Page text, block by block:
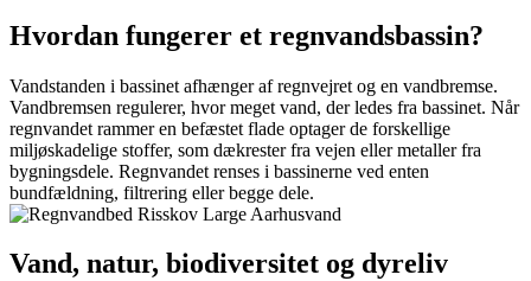
Hvordan fungerer et regnvandsbassin?
Vandstanden i bassinet afhænger af regnvejret og en vandbremse.
Vandbremsen regulerer, hvor meget vand, der ledes fra bassinet. Når
regnvandet rammer en befæstet flade optager de forskellige
miljøskadelige stoffer, som dækrester fra vejen eller metaller fra
bygningsdele. Regnvandet renses i bassinerne ved enten
bundfældning, filtrering eller begge dele.
Vand, natur, biodiversitet og dyreliv